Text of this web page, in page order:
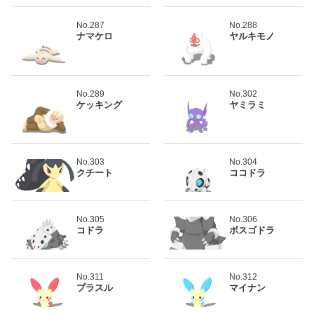
No.287
ナマケロ
No.288
ヤルキモノ
No.289
ケッキング
No.302
ヤミラミ
No.303
クチート
No.304
ココドラ
No.305
コドラ
No.306
ボスゴドラ
No.311
プラスル
No.312
マイナン